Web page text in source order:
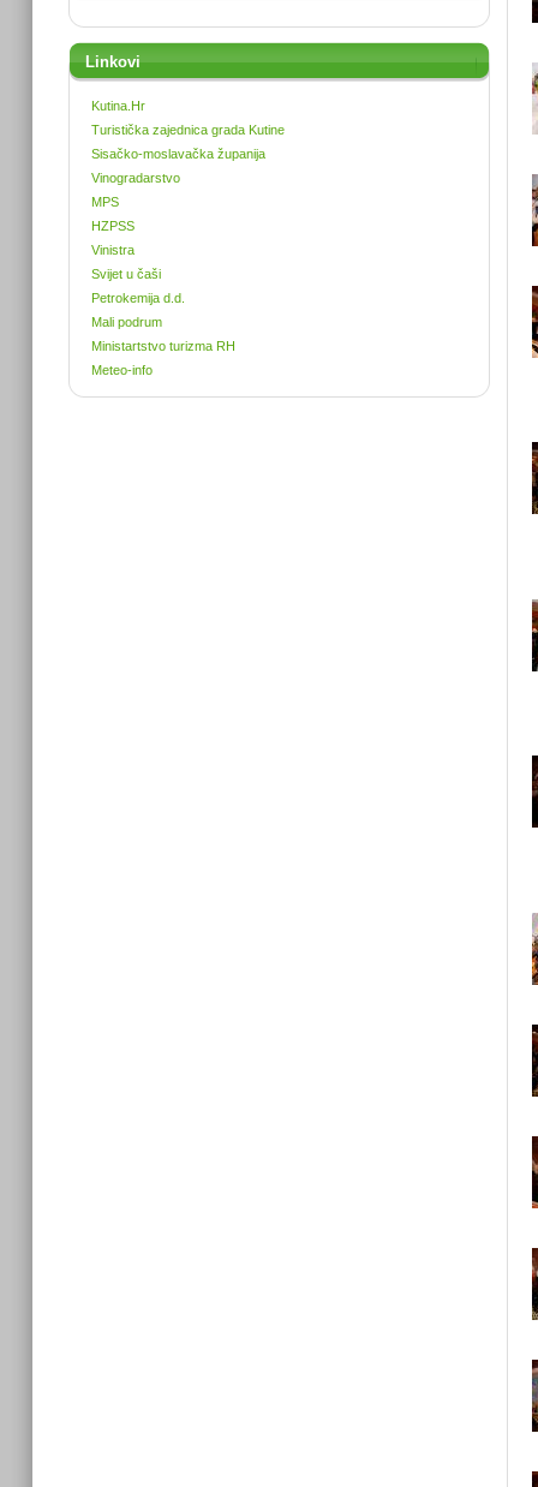
Linkovi
Kutina.Hr
Turistička zajednica grada Kutine
Sisačko-moslavačka županija
Vinogradarstvo
MPS
HZPSS
Vinistra
Svijet u čaši
Petrokemija d.d.
Mali podrum
Ministartstvo turizma RH
Meteo-info